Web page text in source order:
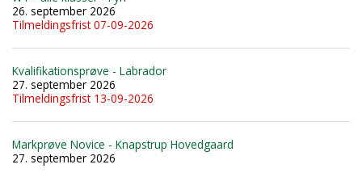
26. september 2026
Tilmeldingsfrist 07-09-2026
Kvalifikationsprøve - Labrador
27. september 2026
Tilmeldingsfrist 13-09-2026
Markprøve Novice - Knapstrup Hovedgaard
27. september 2026